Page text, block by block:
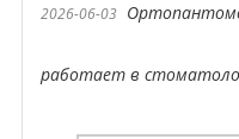
2026-06-03
работает в